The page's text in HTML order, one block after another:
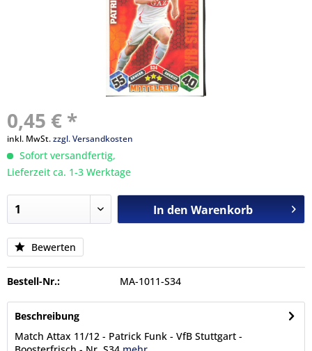
0,45 € *
inkl. MwSt.zzgl. Versandkosten
Sofort versandfertig,
Lieferzeit ca. 1-3 Werktage
In den Warenkorb
Bewerten
Bestell-Nr.: MA-1011-S34
Beschreibung
Match Attax 11/12 - Patrick Funk - VfB Stuttgart -